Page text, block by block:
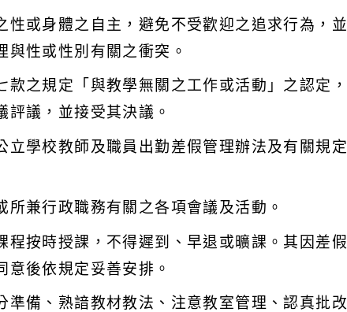
性或身體之自主，避免不受歡迎之追求行為，
與性或性別有關之衝突。
款之規定「與教學無關之工作或活動」之認定
評議，並接受其決議。
立學校教師及職員出勤差假管理辦法及有關規
所兼行政職務有關之各項會議及活動。
程按時授課，不得遲到、早退或曠課。其因差
意後依規定妥善安排。
準備、熟諳教材教法、注意教室管理、認真批